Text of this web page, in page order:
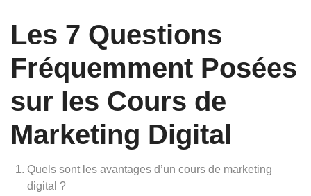
Les 7 Questions
Fréquemment Posées
sur les Cours de
Marketing Digital
Quels sont les avantages d’un cours de marketing
digital ?